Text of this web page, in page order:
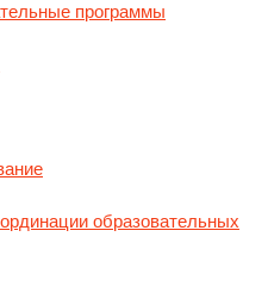
программы
образовательных